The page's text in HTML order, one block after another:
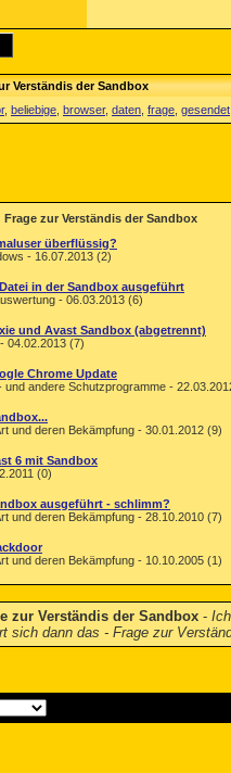
Verständis der Sandbox
, beliebige browser, daten frage gesendet
zur Verständis der Sandbox
überflüssig?
- 16.07.2013 (2)
in der Sandbox ausgeführt
- 06.03.2013 (6)
und Avast Sandbox (abgetrennt)
04.02.2013 (7)
Chrome Update
und andere Schutzprogramme -
und deren Bekämpfung - 30.01.2012 (9)
6 mit Sandbox
(0)
ausgeführt - schlimm?
und deren Bekämpfung - 28.10.2010 (7)
und deren Bekämpfung - 10.10.2005 (1)
zur Verständis der Sandbox -
sich dann das - Frage zur